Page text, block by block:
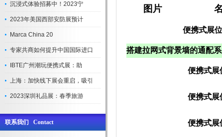
沉浸式体验招募中！2023宁
2023年美国西部安防展预计
Marca China 20
专家共商如何提升中国国际进口
IBTE广州潮玩便携式展：助
上海：加快线下展会重启，吸引
2023深圳礼品展：春季旅游
联系我们 Contact
图片
便携式展
搭建拉网式背景墙的通配
便携式展
便携式展
便携式展